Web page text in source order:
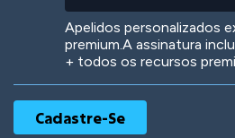
Apelidos personalizados
premium.A assinatura
+ todos os recursos